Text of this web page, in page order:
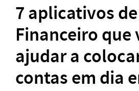
7 aplicativos
Financeiro que
ajudar a
contas em dia